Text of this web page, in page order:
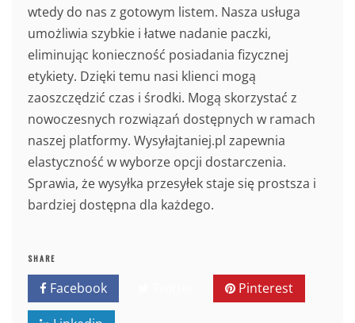
wtedy do nas z gotowym listem. Nasza usługa
umożliwia szybkie i łatwe nadanie paczki,
eliminując konieczność posiadania fizycznej
etykiety. Dzięki temu nasi klienci mogą
zaoszczędzić czas i środki. Mogą skorzystać z
nowoczesnych rozwiązań dostępnych w ramach
naszej platformy. Wysyłajtaniej.pl zapewnia
elastyczność w wyborze opcji dostarczenia.
Sprawia, że wysyłka przesyłek staje się prostsza i
bardziej dostępna dla każdego.
SHARE
Facebook Pinterest